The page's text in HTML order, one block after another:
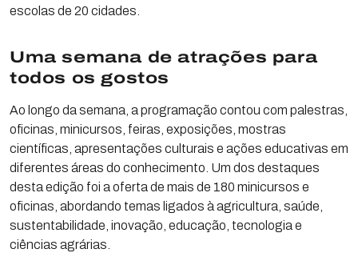
escolas de 20 cidades.
Uma semana de atrações para
todos os gostos
Ao longo da semana, a programação contou com palestras,
oficinas, minicursos, feiras, exposições, mostras
científicas, apresentações culturais e ações educativas em
diferentes áreas do conhecimento. Um dos destaques
desta edição foi a oferta de mais de 180 minicursos e
oficinas, abordando temas ligados à agricultura, saúde,
sustentabilidade, inovação, educação, tecnologia e
ciências agrárias.